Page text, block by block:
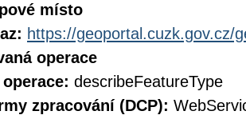
místo
https://geoportal.cuzk.gov.cz/
operace
operace: describeFeatureType
zpracování (DCP):